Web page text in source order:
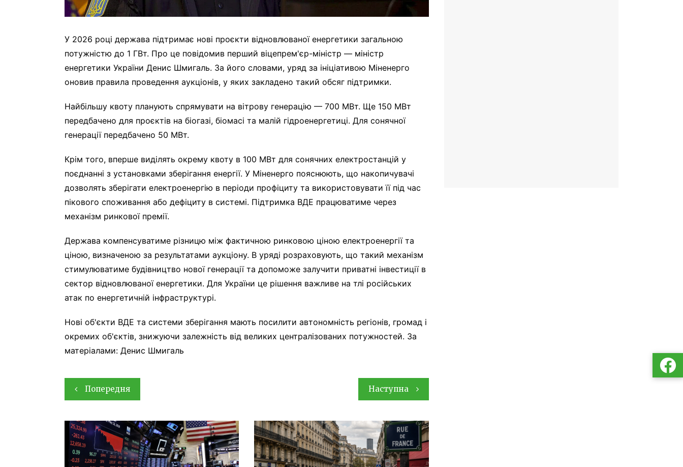
У 2026 році держава підтримає нові проєкти відновлюваної енергетики загальною
потужністю до 1 ГВт. Про це повідомив перший віцепрем'єр-міністр — міністр
енергетики України Денис Шмигаль. За його словами, уряд за ініціативою Міненерго
оновив правила проведення аукціонів, у яких закладено такий обсяг підтримки.
Найбільшу квоту планують спрямувати на вітрову генерацію — 700 МВт. Ще 150 МВт
передбачено для проєктів на біогазі, біомасі та малій гідроенергетиці. Для сонячної
генерації передбачено 50 МВт.
Крім того, вперше виділять окрему квоту в 100 МВт для сонячних електростанцій у
поєднанні з установками зберігання енергії. У Міненерго пояснюють, що накопичувачі
дозволять зберігати електроенергію в періоди профіциту та використовувати її під час
пікового споживання або дефіциту в системі. Підтримка ВДЕ працюватиме через
механізм ринкової премії.
Держава компенсуватиме різницю між фактичною ринковою ціною електроенергії та
ціною, визначеною за результатами аукціону. В уряді розраховують, що такий механізм
стимулюватиме будівництво нової генерації та допоможе залучити приватні інвестиції в
сектор відновлюваної енергетики. Для України це рішення важливе на тлі російських
атак по енергетичній інфраструктурі.
Нові об'єкти ВДЕ та системи зберігання мають посилити автономність регіонів, громад і
окремих об'єктів, знижуючи залежність від великих централізованих потужностей. За
матеріалами: Денис Шмигаль
Навігація
записів
Попередня Наступна